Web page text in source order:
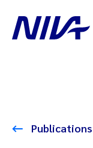
Publications